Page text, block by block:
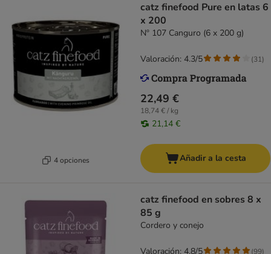
4 opciones
catz finefood Pure en latas 6
x 200
Nº 107 Canguro (6 x 200 g)
22,49 €
18,74 € / kg
21,14 €
Valoración: 4.3/5 (31)
Añadir a la cesta
catz finefood en sobres 8 x
85 g
Cordero y conejo
Valoración: 4.8/5 (99)